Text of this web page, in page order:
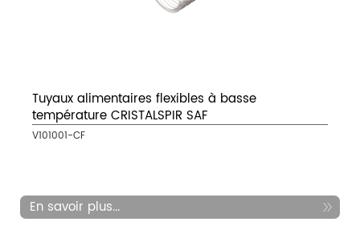
Tuyaux alimentaires flexibles à basse
température CRISTALSPIR SAF
V101001-CF
En savoir plus...